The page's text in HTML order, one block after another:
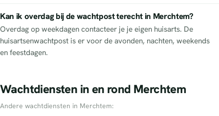
Kan ik overdag bij de wachtpost terecht in Merchtem?
Overdag op weekdagen contacteer je je eigen huisarts. De
huisartsenwachtpost is er voor de avonden, nachten, weekends
en feestdagen.
Wachtdiensten in en rond Merchtem
Andere wachtdiensten in Merchtem: